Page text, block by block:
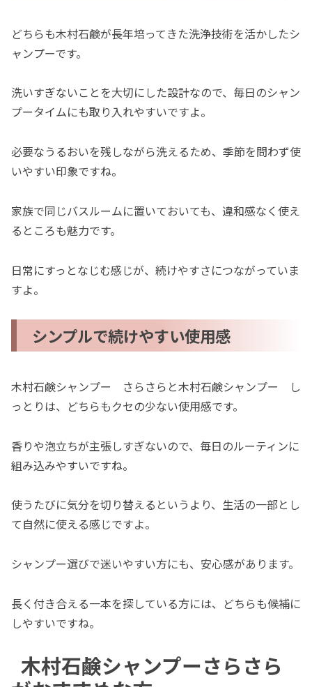
どちらも木村石鹸が長年培ってきた洗浄技術を活かしたシ
ャンプーです。
洗いすぎないことを大切にした設計なので、毎日のシャン
プータイムにも取り入れやすいですよ。
必要なうるおいを残しながら洗えるため、季節を問わず使
いやすい印象ですね。
家族で同じバスルームに置いておいても、違和感なく使え
るところも魅力です。
日常にすっとなじむ感じが、続けやすさにつながっていま
すよ。
シンプルで続けやすい使用感
木村石鹸シャンプー さらさらと木村石鹸シャンプー し
っとりは、どちらもクセの少ない使用感です。
香りや泡立ちが主張しすぎないので、毎日のルーティンに
組み込みやすいですね。
使うたびに気分を切り替えるというより、生活の一部とし
て自然に使える感じですよ。
シャンプー選びで迷いやすい方にも、安心感があります。
長く付き合える一本を探している方には、どちらも候補に
しやすいですね。
木村石鹸シャンプーさらさら